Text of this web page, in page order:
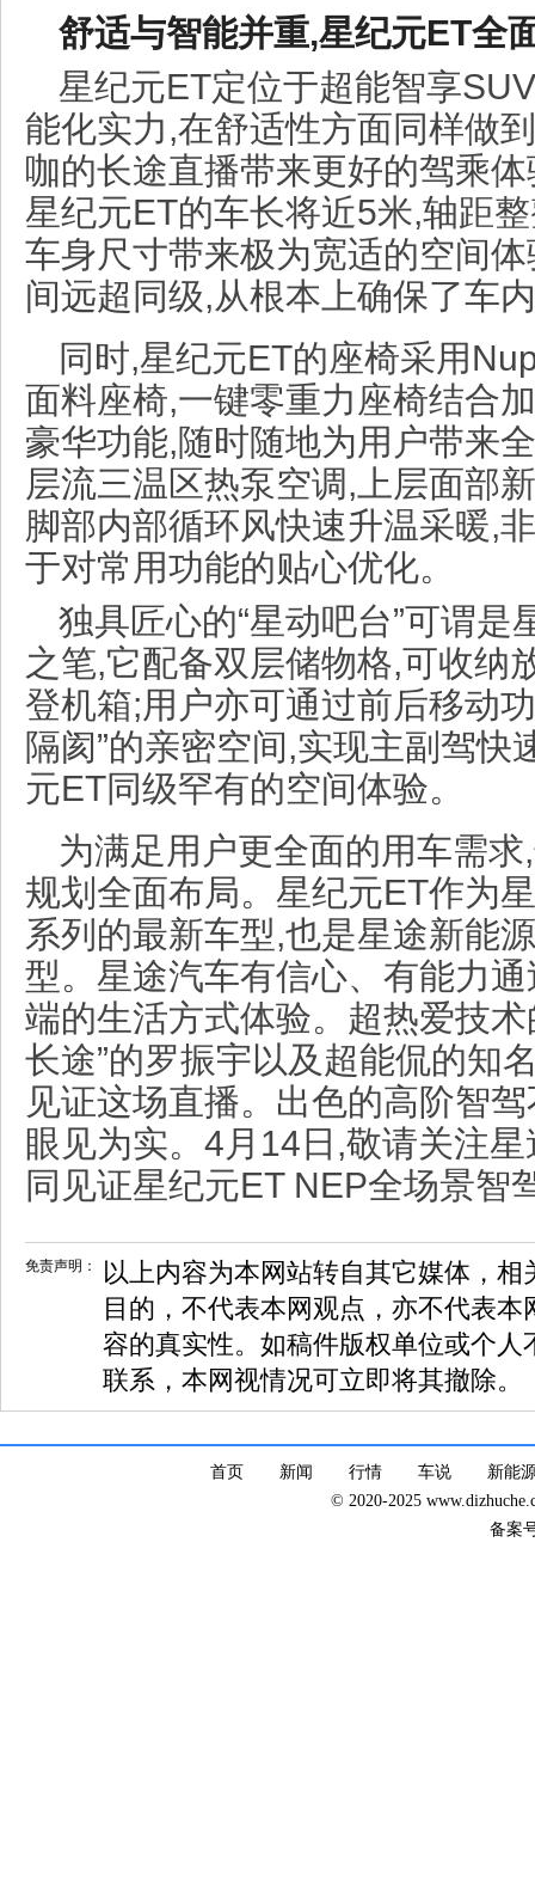
舒适与智能并重,星纪元ET全
星纪元ET定位于超能智享
能化实力,在舒适性方面同样做
咖的长途直播带来更好的驾乘
星纪元ET的车长将近5米,轴距
车身尺寸带来极为宽适的空间
间远超同级,从根本上确保了车
同时,星纪元ET的座椅采用
面料座椅,一键零重力座椅结合
豪华功能,随时随地为用户带来
层流三温区热泵空调,上层面部
脚部内部循环风快速升温采暖,
于对常用功能的贴心优化。
独具匠心的“星动吧台”可谓是
之笔,它配备双层储物格,可收纳
登机箱;用户亦可通过前后移动
隔阂”的亲密空间,实现主副驾快
元ET同级罕有的空间体验。
为满足用户更全面的用车需
规划全面布局。星纪元ET作为
系列的最新车型,也是星途新能
型。星途汽车有信心、有能力
端的生活方式体验。超热爱技
长途”的罗振宇以及超能侃的知
见证这场直播。出色的高阶智
眼见为实。4月14日,敬请关注
同见证星纪元ET NEP全场景智
免责声明：
以上内容为本网站转自其它媒体，
目的，不代表本网观点，亦不代表
容的真实性。如稿件版权单位或个
联系，本网视情况可立即将其撤除。
首页 新闻 行情 车说
新能
© 2020-2025
备案